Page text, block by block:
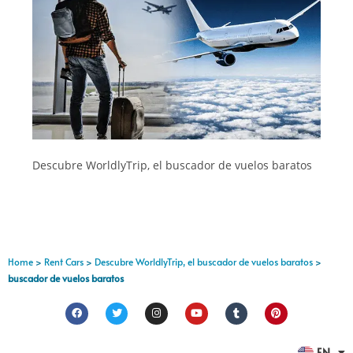
Descubre WorldlyTrip, el buscador de vuelos baratos
Home > Rent Cars > Descubre WorldlyTrip, el buscador de vuelos baratos >
buscador de vuelos baratos